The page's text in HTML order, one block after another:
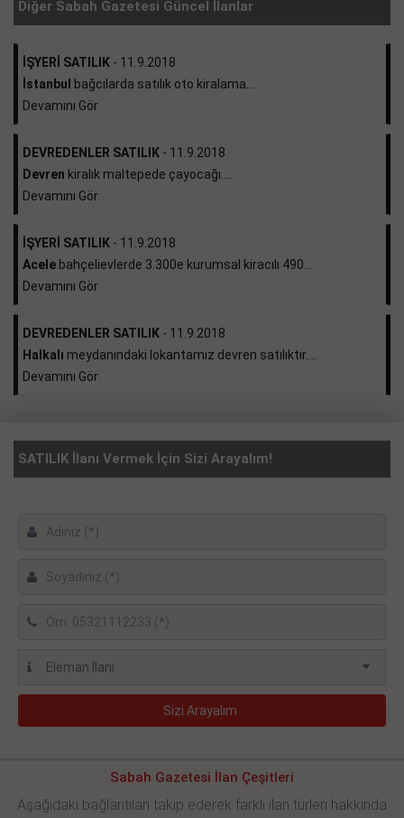
Diğer Sabah Gazetesi Güncel İlanlar
İŞYERİ SATILIK - 11.9.2018
İstanbul
bağcılarda satılık oto kiralama...
Devamını Gör
DEVREDENLER SATILIK - 11.9.2018
Devren kiralık maltepede çayocağı....
Devamını Gör
İŞYERİ SATILIK - 11.9.2018
Acele bahçelievlerde 3.300e kurumsal kiracılı 490...
Devamını Gör
DEVREDENLER SATILIK - 11.9.2018
Halkalı meydanındaki lokantamız devren satılıktır....
Devamını Gör
SATILIK İlanı Vermek İçin Sizi Arayalım!
Sabah Gazetesi İlan Çeşitleri
Aşağıdaki bağlantıları takip ederek farklı ilan türleri hakkında